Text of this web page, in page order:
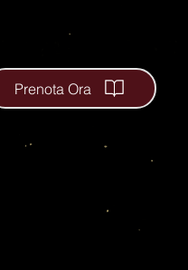
Prenota Ora